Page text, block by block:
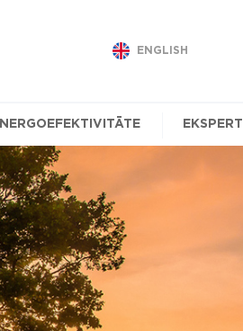
ENGLISH
EKSPERTI